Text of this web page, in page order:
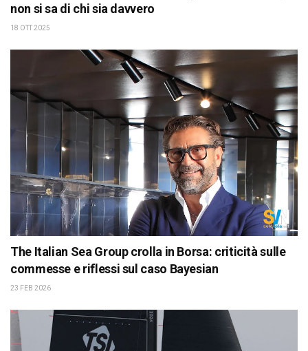
non si sa di chi sia davvero
18 OTT 2025
The Italian Sea Group crolla in Borsa: criticità sulle
commesse e riflessi sul caso Bayesian
23 FEB 2026